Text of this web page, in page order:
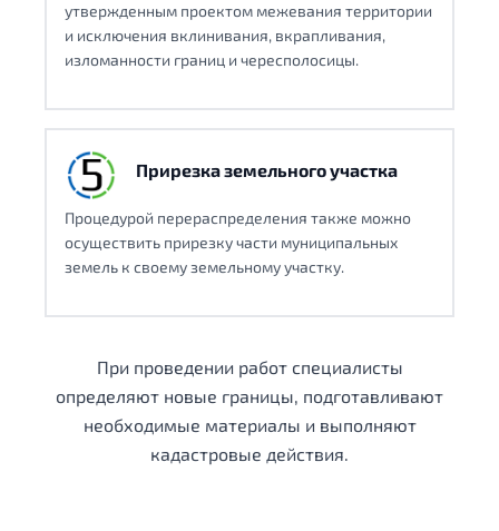
утвержденным проектом межевания территории
и исключения вклинивания, вкрапливания,
изломанности границ и чересполосицы.
Прирезка земельного участка
Процедурой перераспределения также можно
осуществить прирезку части муниципальных
земель к своему земельному участку.
При проведении работ специалисты
определяют новые границы, подготавливают
необходимые материалы и выполняют
кадастровые действия.